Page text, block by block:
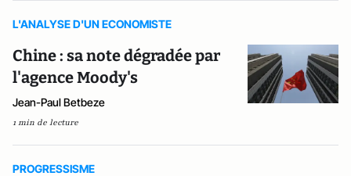
L'ANALYSE D'UN ECONOMISTE
Chine : sa note dégradée par
l'agence Moody's
Jean-Paul Betbeze
1 min de lecture
PROGRESSISME